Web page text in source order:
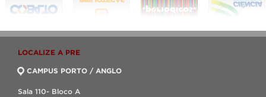
LOCALIZE A PRE
CAMPUS PORTO / ANGLO
Sala 110- Bloco A